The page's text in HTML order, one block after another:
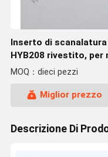
Inserto di scanalatura
HYB208 rivestito, per
resistenza)
MOQ：dieci pezzi
Miglior prezzo
Descrizione Di